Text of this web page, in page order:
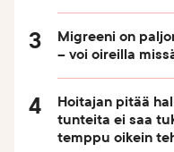
Migreeni on
– voi oireilla
Hoitajan pitää
tunteita ei saa
temppu oikein